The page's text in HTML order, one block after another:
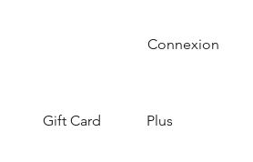
Connexion
Gift Card Plus